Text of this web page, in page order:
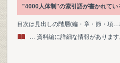
"4000人体制"の索引語が書かれて
目次は見出しの階層(編・章・節・項
… 資料編に詳細な情報があります